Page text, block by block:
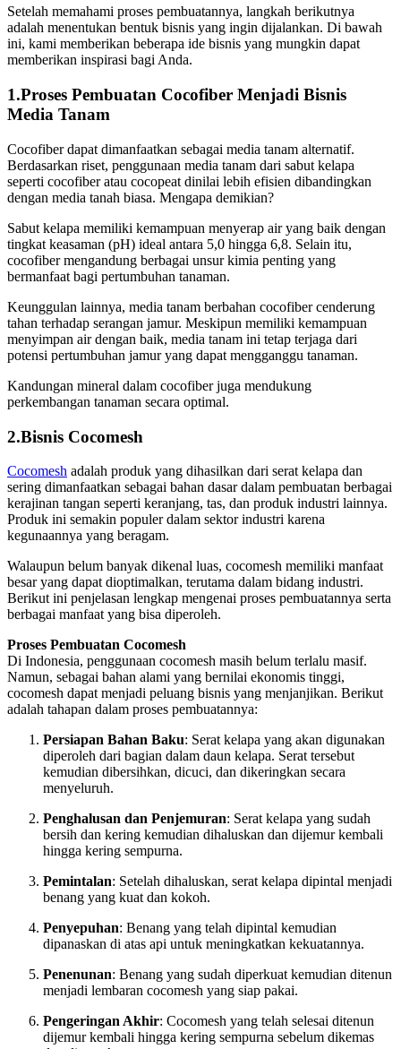
Setelah memahami proses pembuatannya, langkah berikutnya
adalah menentukan bentuk bisnis yang ingin dijalankan. Di bawah
ini, kami memberikan beberapa ide bisnis yang mungkin dapat
memberikan inspirasi bagi Anda.
1.Proses Pembuatan Cocofiber Menjadi Bisnis
Media Tanam
Cocofiber dapat dimanfaatkan sebagai media tanam alternatif.
Berdasarkan riset, penggunaan media tanam dari sabut kelapa
seperti cocofiber atau cocopeat dinilai lebih efisien dibandingkan
dengan media tanah biasa. Mengapa demikian?
Sabut kelapa memiliki kemampuan menyerap air yang baik dengan
tingkat keasaman (pH) ideal antara 5,0 hingga 6,8. Selain itu,
cocofiber mengandung berbagai unsur kimia penting yang
bermanfaat bagi pertumbuhan tanaman.
Keunggulan lainnya, media tanam berbahan cocofiber cenderung
tahan terhadap serangan jamur. Meskipun memiliki kemampuan
menyimpan air dengan baik, media tanam ini tetap terjaga dari
potensi pertumbuhan jamur yang dapat mengganggu tanaman.
Kandungan mineral dalam cocofiber juga mendukung
perkembangan tanaman secara optimal.
2.Bisnis Cocomesh
Cocomesh adalah produk yang dihasilkan dari serat kelapa dan
sering dimanfaatkan sebagai bahan dasar dalam pembuatan berbagai
kerajinan tangan seperti keranjang, tas, dan produk industri lainnya.
Produk ini semakin populer dalam sektor industri karena
kegunaannya yang beragam.
Walaupun belum banyak dikenal luas, cocomesh memiliki manfaat
besar yang dapat dioptimalkan, terutama dalam bidang industri.
Berikut ini penjelasan lengkap mengenai proses pembuatannya serta
berbagai manfaat yang bisa diperoleh.
Proses Pembuatan Cocomesh
Di Indonesia, penggunaan cocomesh masih belum terlalu masif.
Namun, sebagai bahan alami yang bernilai ekonomis tinggi,
cocomesh dapat menjadi peluang bisnis yang menjanjikan. Berikut
adalah tahapan dalam proses pembuatannya:
Persiapan Bahan Baku: Serat kelapa yang akan digunakan
diperoleh dari bagian dalam daun kelapa. Serat tersebut
kemudian dibersihkan, dicuci, dan dikeringkan secara
menyeluruh.
Penghalusan dan Penjemuran: Serat kelapa yang sudah
bersih dan kering kemudian dihaluskan dan dijemur kembali
hingga kering sempurna.
Pemintalan: Setelah dihaluskan, serat kelapa dipintal menjadi
benang yang kuat dan kokoh.
Penyepuhan: Benang yang telah dipintal kemudian
dipanaskan di atas api untuk meningkatkan kekuatannya.
Penenunan: Benang yang sudah diperkuat kemudian ditenun
menjadi lembaran cocomesh yang siap pakai.
Pengeringan Akhir: Cocomesh yang telah selesai ditenun
dijemur kembali hingga kering sempurna sebelum dikemas